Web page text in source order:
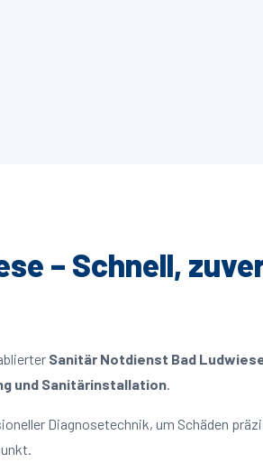
– Schnell,
Sanitär Notdienst Bad
und Sanitärinstallation.
Diagnosetechnik, um Schäden